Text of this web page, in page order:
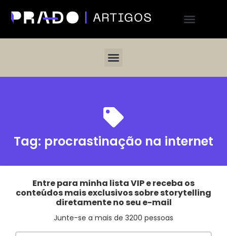
Tag: procrastinação na internet
Entre para minha lista VIP e receba os
conteúdos mais exclusivos sobre storytelling
diretamente no seu e-mail
Junte-se a mais de 3200 pessoas